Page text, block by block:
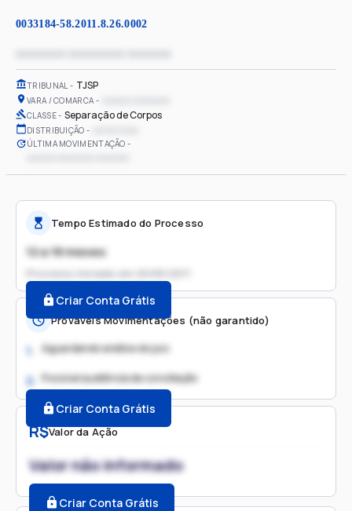
0033184-58.2011.8.26.0002
TRIBUNAL TJSP
VARA / COMARCA
CLASSE Separação de Corpos
DISTRIBUIÇÃO
ÚLTIMA MOVIMENTAÇÃO
R$Valor da Ação
Valor não informado
Criar Conta Grátis
Tempo Estimado do Processo
12 a 18 meses
Processo iniciado em
Criar Conta Grátis
Prováveis Movimentações (não garantido)
1. Aguardando análise do juiz
2. Possível audiência de conciliação
Criar Conta Grátis